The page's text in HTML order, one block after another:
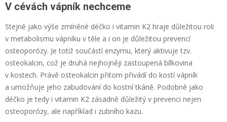
V cévách vápník nechceme
Stejně jako výše zmíněné déčko i vitamin K2 hraje důležitou roli
v metabolismu vápníku v těle a i on je důležitou prevencí
osteoporózy. Je totiž součástí enzymu, který aktivuje tzv.
osteokalcin, což je druhá nejhojněji zastoupená bílkovina
v kostech. Právě osteokalcin přitom přivádí do kostí vápník
a umožňuje jeho zabudování do kostní tkáně. Podobně jako
déčko je tedy i vitamin K2 zásadně důležitý v prevenci nejen
osteoporózy, ale například i zubního kazu.